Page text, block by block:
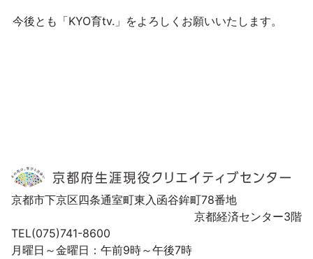
今後とも「KYO育tv.」をよろしくお願いいたします。
京都市下京区四条通室町東入函谷鉾町78番地
京都経済センター3階
TEL(075)741-8600
月曜日～金曜日：午前9時～午後7時